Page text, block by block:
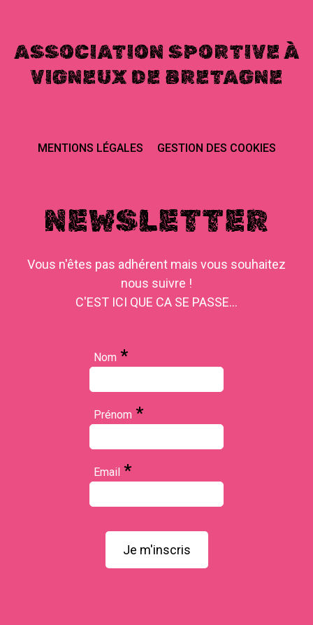
ASSOCIATION SPORTIVE À
VIGNEUX DE BRETAGNE
MENTIONS LÉGALES GESTION DES COOKIES
NEWSLETTER
Vous n'êtes pas adhérent mais vous souhaitez
nous suivre !
C'EST ICI QUE CA SE PASSE...
Nom *
Prénom *
Email *
Je m'inscris